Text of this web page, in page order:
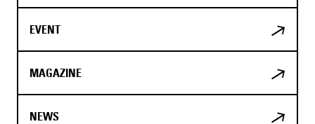
EVENT
MAGAZINE
NEWS